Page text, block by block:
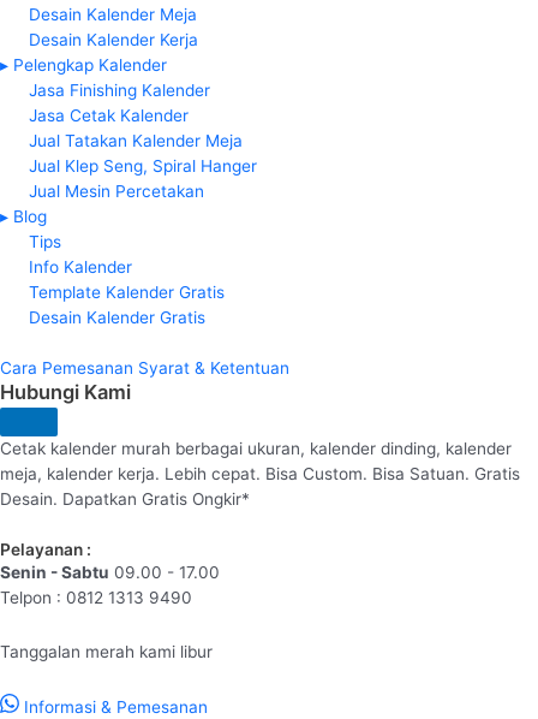
Desain Kalender Meja
Desain Kalender Kerja
▸ Pelengkap Kalender
Jasa Finishing Kalender
Jasa Cetak Kalender
Jual Tatakan Kalender Meja
Jual Klep Seng, Spiral Hanger
Jual Mesin Percetakan
▸ Blog
Tips
Info Kalender
Template Kalender Gratis
Desain Kalender Gratis
Cara Pemesanan Syarat & Ketentuan
Hubungi Kami
Cetak kalender murah berbagai ukuran, kalender dinding, kalender
meja, kalender kerja. Lebih cepat. Bisa Custom. Bisa Satuan. Gratis
Desain. Dapatkan Gratis Ongkir*
Pelayanan :
Senin - Sabtu 09.00 - 17.00
Telpon : 0812 1313 9490
Tanggalan merah kami libur
Informasi & Pemesanan